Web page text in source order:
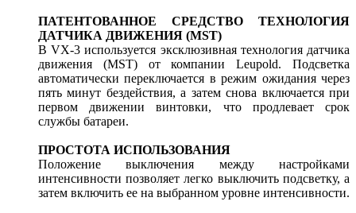
ПАТЕНТОВАННОЕ СРЕДСТВО ТЕХНОЛОГИЯ
ДАТЧИКА ДВИЖЕНИЯ (MST)
В VX-3 используется эксклюзивная технология датчика
движения (MST) от компании Leupold. Подсветка
автоматически переключается в режим ожидания через
пять минут бездействия, а затем снова включается при
первом движении винтовки, что продлевает срок
службы батареи.
ПРОСТОТА ИСПОЛЬЗОВАНИЯ
Положение выключения между настройками
интенсивности позволяет легко выключить подсветку, а
затем включить ее на выбранном уровне интенсивности.